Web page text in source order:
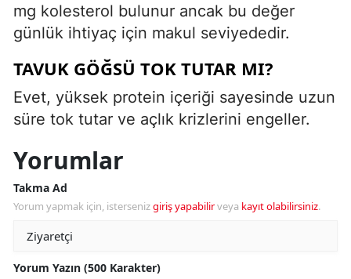
mg kolesterol bulunur ancak bu değer
günlük ihtiyaç için makul seviyededir.
TAVUK GÖĞSÜ TOK TUTAR MI?
Evet, yüksek protein içeriği sayesinde uzun
süre tok tutar ve açlık krizlerini engeller.
Yorumlar
Takma Ad
Yorum yapmak için, istersenizgiriş yapabilirveya kayıt olabilirsiniz.
Yorum Yazın (500 Karakter)